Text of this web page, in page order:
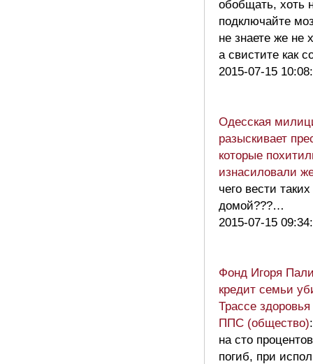
обобщать, хоть
подключайте
не знаете же не
а свистите как
2015-07-15
Одесская
разыскивает
которые
изнасиловали
чего вести
домой???…
2015-07-15
Фонд Игоря
кредит семьи
Трассе
ППС (общество)
на сто
погиб, при